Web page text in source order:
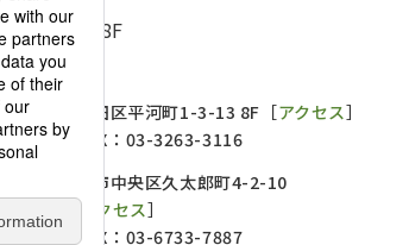
町 1-3-13 8F
3116
京都千代田区平河町1-3-13 8F［アクセス］
8673／FAX：03-3263-3116
阪府大阪市中央区久太郎町4-2-10
アクセス］
2684／FAX：03-6733-7887